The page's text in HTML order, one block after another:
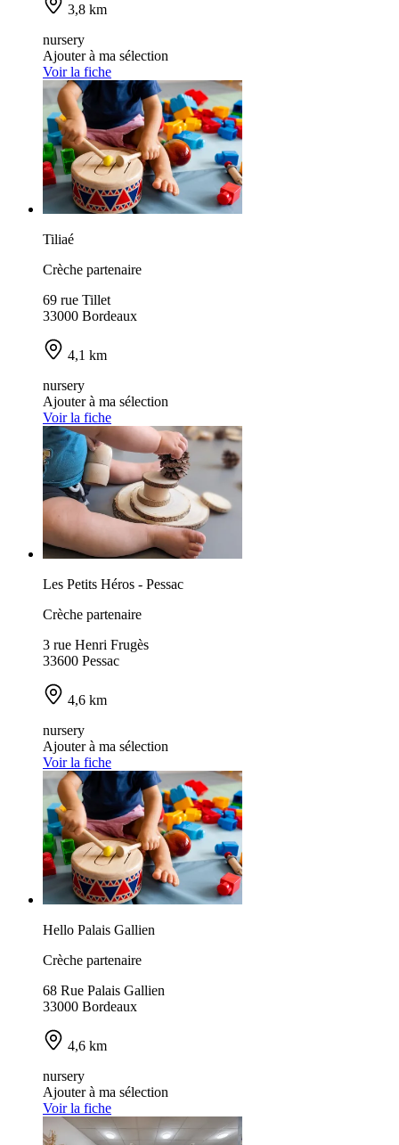
3,8 km
nursery
Ajouter à ma sélection
Voir la fiche
Tiliaé
Crèche partenaire
69 rue Tillet
33000 Bordeaux
4,1 km
nursery
Ajouter à ma sélection
Voir la fiche
Les Petits Héros - Pessac
Crèche partenaire
3 rue Henri Frugès
33600 Pessac
4,6 km
nursery
Ajouter à ma sélection
Voir la fiche
Hello Palais Gallien
Crèche partenaire
68 Rue Palais Gallien
33000 Bordeaux
4,6 km
nursery
Ajouter à ma sélection
Voir la fiche